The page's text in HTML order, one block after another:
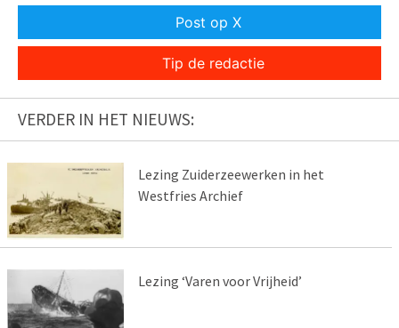
Post op X
Tip de redactie
VERDER IN HET NIEUWS:
Lezing Zuiderzeewerken in het
Westfries Archief
Lezing ‘Varen voor Vrijheid’